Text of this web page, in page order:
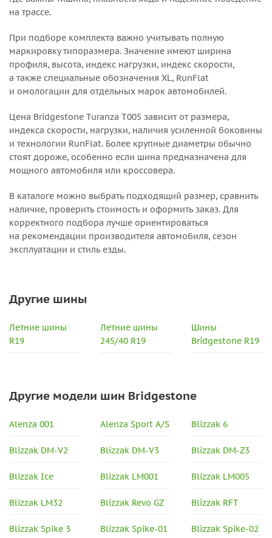
на трассе.
При подборе комплекта важно учитывать полную
маркировку типоразмера. Значение имеют ширина
профиля, высота, индекс нагрузки, индекс скорости,
а также специальные обозначения XL, RunFlat
и омологации для отдельных марок автомобилей.
Цена Bridgestone Turanza T005 зависит от размера,
индекса скорости, нагрузки, наличия усиленной боковины
и технологии RunFlat. Более крупные диаметры обычно
стоят дороже, особенно если шина предназначена для
мощного автомобиля или кроссовера.
В каталоге можно выбрать подходящий размер, сравнить
наличие, проверить стоимость и оформить заказ. Для
корректного подбора лучше ориентироваться
на рекомендации производителя автомобиля, сезон
эксплуатации и стиль езды.
Другие шины
Летние шины
R19
Летние шины
245/40 R19
Шины
Bridgestone R19
Другие модели шин Bridgestone
Alenza 001 Alenza Sport A/S Blizzak 6
Blizzak DM-V2 Blizzak DM-V3 Blizzak DM-Z3
Blizzak Ice Blizzak LM001 Blizzak LM005
Blizzak LM32 Blizzak Revo GZ Blizzak RFT
Blizzak Spike 3 Blizzak Spike-01 Blizzak Spike-02